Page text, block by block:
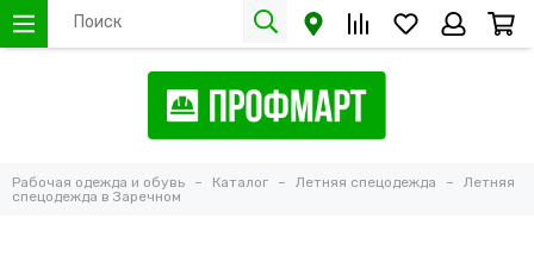
Рабочая одежда и обувь Каталог Летняя спецодежда
Летняя
спецодежда в Заречном